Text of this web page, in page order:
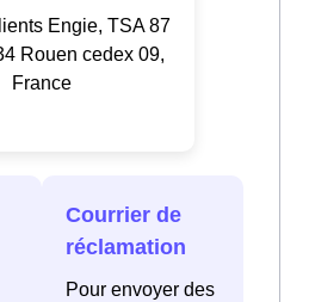
Engie, TSA 87
Rouen cedex 09,
France
Courrier de
réclamation
Pour envoyer des